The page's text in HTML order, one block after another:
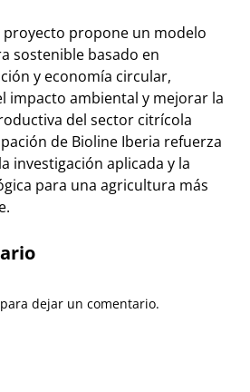
proyecto propone un modelo
sostenible basado en
y economía circular,
impacto ambiental y mejorar la
del sector citrícola
de Bioline Iberia refuerza
investigación aplicada y la
para una agricultura más
dejar un comentario.